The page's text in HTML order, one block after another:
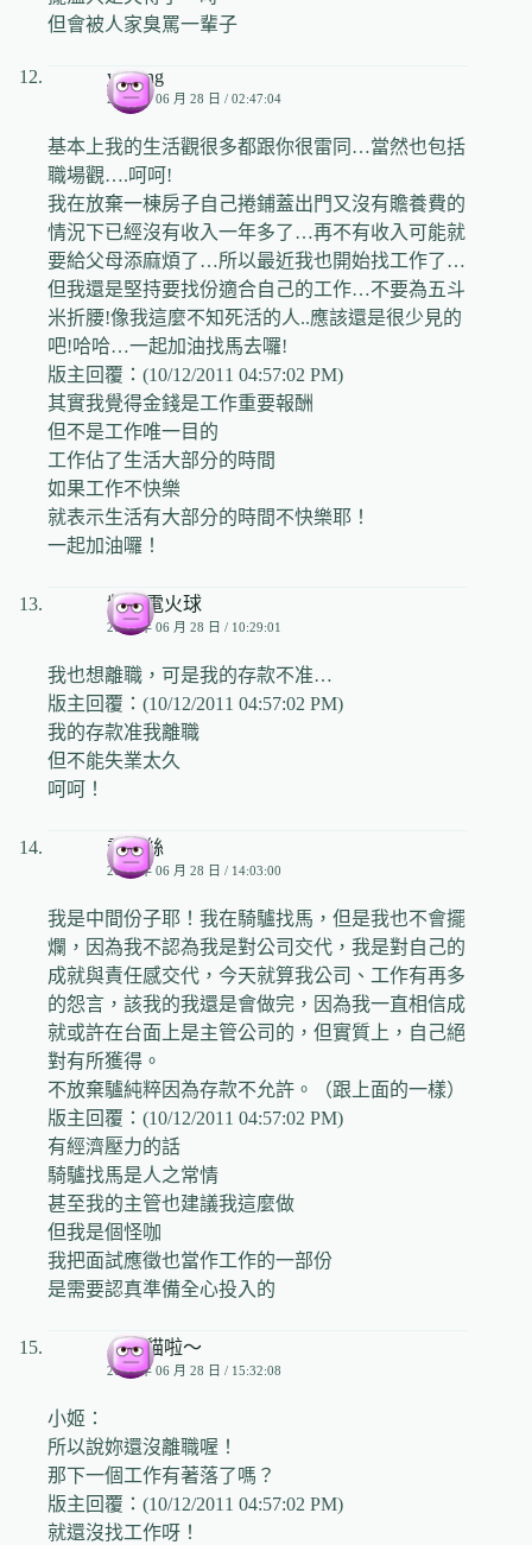
但會被人家臭罵一輩子
yuming
2009 年 06 月 28 日 / 02:47:04
基本上我的生活觀很多都跟你很雷同…當然也包括
職場觀….呵呵!
我在放棄一棟房子自己捲鋪蓋出門又沒有贍養費的
情況下已經沒有收入一年多了…再不有收入可能就
要給父母添麻煩了…所以最近我也開始找工作了…
但我還是堅持要找份適合自己的工作…不要為五斗
米折腰!像我這麼不知死活的人..應該還是很少見的
吧!哈哈…一起加油找馬去囉!
版主回覆：(10/12/2011 04:57:02 PM)
其實我覺得金錢是工作重要報酬
但不是工作唯一目的
工作佔了生活大部分的時間
如果工作不快樂
就表示生活有大部分的時間不快樂耶！
一起加油囉！
紫青電火球
2009 年 06 月 28 日 / 10:29:01
我也想離職，可是我的存款不准…
版主回覆：(10/12/2011 04:57:02 PM)
我的存款准我離職
但不能失業太久
呵呵！
喬依絲
2009 年 06 月 28 日 / 14:03:00
我是中間份子耶！我在騎驢找馬，但是我也不會擺
爛，因為我不認為我是對公司交代，我是對自己的
成就與責任感交代，今天就算我公司、工作有再多
的怨言，該我的我還是會做完，因為我一直相信成
就或許在台面上是主管公司的，但實質上，自己絕
對有所獲得。
不放棄驢純粹因為存款不允許。（跟上面的一樣）
版主回覆：(10/12/2011 04:57:02 PM)
有經濟壓力的話
騎驢找馬是人之常情
甚至我的主管也建議我這麼做
但我是個怪咖
我把面試應徵也當作工作的一部份
是需要認真準備全心投入的
小山貓啦～
2009 年 06 月 28 日 / 15:32:08
小姬：
所以說妳還沒離職喔！
那下一個工作有著落了嗎？
版主回覆：(10/12/2011 04:57:02 PM)
就還沒找工作呀！